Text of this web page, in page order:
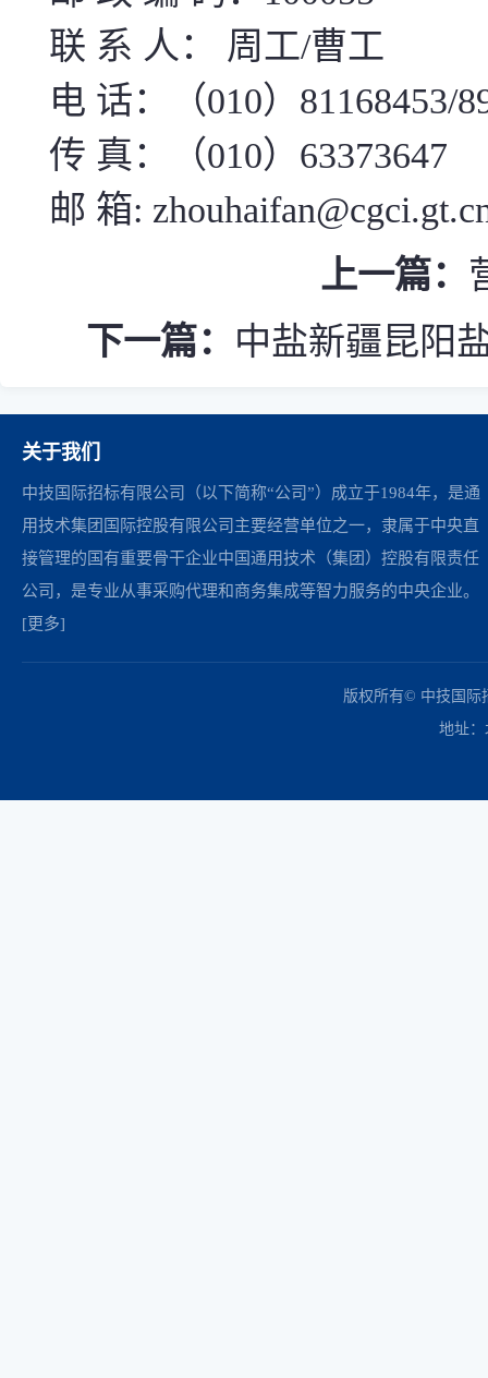
联 系 人： 周工/曹工
电 话：（010）81168453/
传 真：（010）63373647
邮 箱:
上一篇：
下一篇： 中盐新疆昆阳
关于我们
中技国际招标有限公司（以下简称“公司”）成立于1984年，是通
用技术集团国际控股有限公司主要经营单位之一，隶属于中央直
接管理的国有重要骨干企业中国通用技术（集团）控股有限责任
公司，是专业从事采购代理和商务集成等智力服务的中央企业。
[更多]
版权所有© 中技国际
地址：